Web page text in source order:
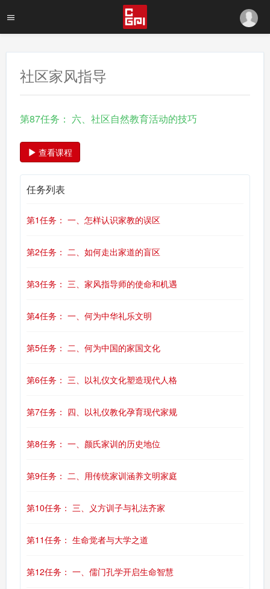
社区家风指导
第87任务： 六、社区自然教育活动的技巧
查看课程
任务列表
第1任务： 一、怎样认识家教的误区
第2任务： 二、如何走出家道的盲区
第3任务： 三、家风指导师的使命和机遇
第4任务： 一、何为中华礼乐文明
第5任务： 二、何为中国的家国文化
第6任务： 三、以礼仪文化塑造现代人格
第7任务： 四、以礼仪教化孕育现代家规
第8任务： 一、颜氏家训的历史地位
第9任务： 二、用传统家训涵养文明家庭
第10任务： 三、义方训子与礼法齐家
第11任务： 生命觉者与大学之道
第12任务： 一、儒门孔学开启生命智慧